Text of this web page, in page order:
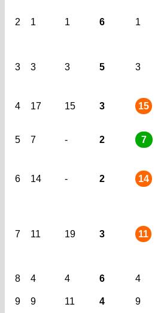
2 1 1 6 1
3 3 3 5 3
4 17 15 3 15
5 7 - 2 7
6 14 - 2 14
7 11 19 3 11
8
4 4 6 4
9
9 11 4 9